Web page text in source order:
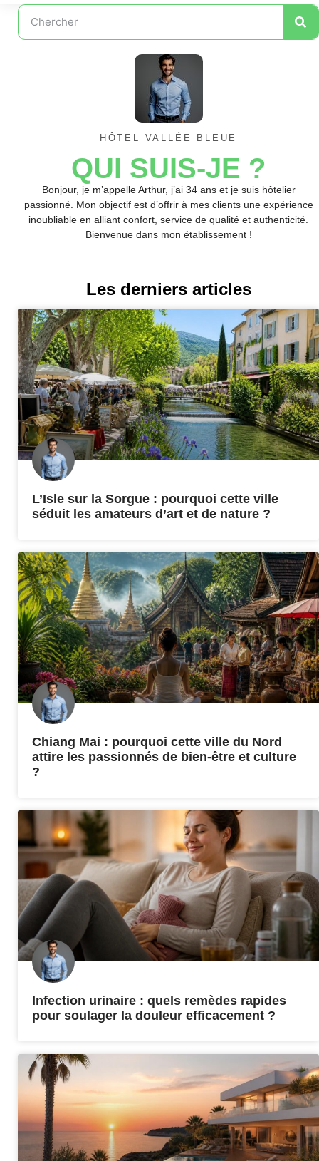
HÔTEL VALLÉE BLEUE
QUI SUIS-JE ?
Bonjour, je m’appelle Arthur, j’ai 34 ans et je suis hôtelier
passionné. Mon objectif est d’offrir à mes clients une expérience
inoubliable en alliant confort, service de qualité et authenticité.
Bienvenue dans mon établissement !
Les derniers articles
L’Isle sur la Sorgue : pourquoi cette ville
séduit les amateurs d’art et de nature ?
Chiang Mai : pourquoi cette ville du Nord
attire les passionnés de bien-être et culture
?
Infection urinaire : quels remèdes rapides
pour soulager la douleur efficacement ?